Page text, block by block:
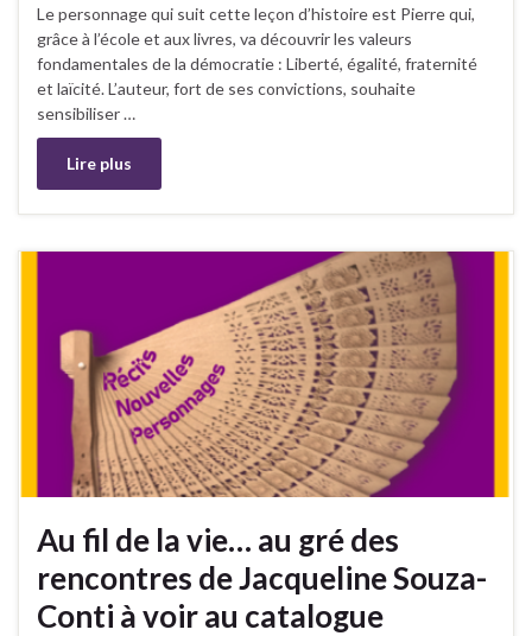
Le personnage qui suit cette leçon d’histoire est Pierre qui,
grâce à l’école et aux livres, va découvrir les valeurs
fondamentales de la démocratie : Liberté, égalité, fraternité
et laïcité. L’auteur, fort de ses convictions, souhaite
sensibiliser …
Lire plus
Au fil de la vie… au gré des
rencontres de Jacqueline Souza-
Conti à voir au catalogue